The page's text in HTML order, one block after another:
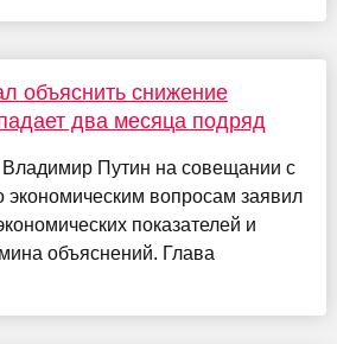
объяснить снижение
два месяца подряд
Владимир Путин на совещании с
экономическим вопросам заявил
показателей и
объяснений. Глава